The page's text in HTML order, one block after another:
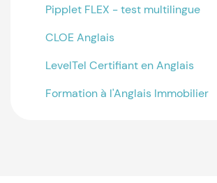
Pipplet FLEX - test multilingue
CLOE Anglais
LevelTel Certifiant en Anglais
Formation à l'Anglais Immobilier